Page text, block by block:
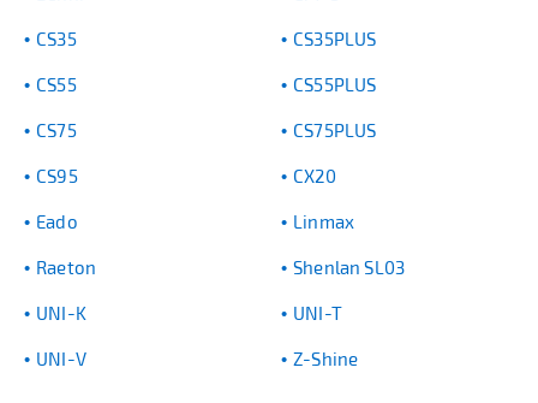
CS35 CS35PLUS
CS55 CS55PLUS
CS75 CS75PLUS
CS95 CX20
Eado Linmax
Raeton Shenlan SL03
UNI-K UNI-T
UNI-V Z-Shine